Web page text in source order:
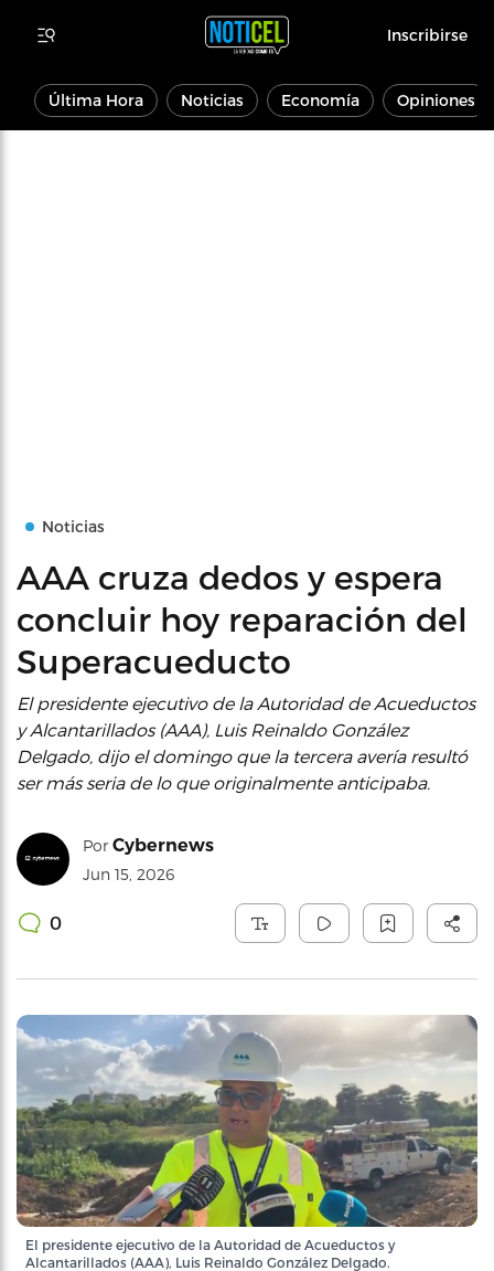
Inscribirse
Última Hora Noticias Economía Opiniones
Noticias
AAA cruza dedos y espera
concluir hoy reparación del
Superacueducto
El presidente ejecutivo de la Autoridad de Acueductos
y Alcantarillados (AAA), Luis Reinaldo González
Delgado, dijo el domingo que la tercera avería resultó
ser más seria de lo que originalmente anticipaba.
Por Cybernews
Jun 15, 2026
0
El presidente ejecutivo de la Autoridad de Acueductos y
Alcantarillados (AAA), Luis Reinaldo González Delgado.